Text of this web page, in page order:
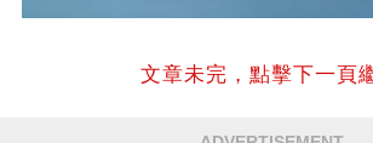
文章未完，點擊下一頁